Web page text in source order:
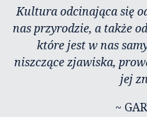
Kultura odcinająca się
nas przyrodzie, a także
które jest w nas
niszczące zjawiska,
jej
~